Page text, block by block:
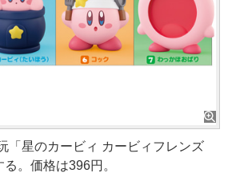
「星のカービィ カービィフレンズ
。価格は396円。